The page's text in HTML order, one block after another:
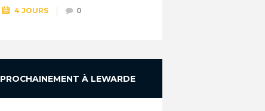
4 JOURS 0
PROCHAINEMENT À LEWARDE